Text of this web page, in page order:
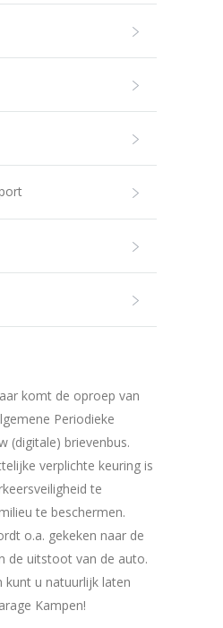
komt de oproep van
Periodieke
(digitale) brievenbus.
verplichte keuring is
te
te beschermen.
o.a. gekeken naar de
de uitstoot van de auto.
kunt u natuurlijk laten
Kampen!